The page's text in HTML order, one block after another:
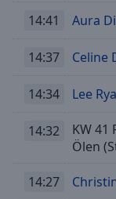
14:41 Aura
14:37 Celine
14:34 Lee
14:32
KW 41
Ölen
14:27